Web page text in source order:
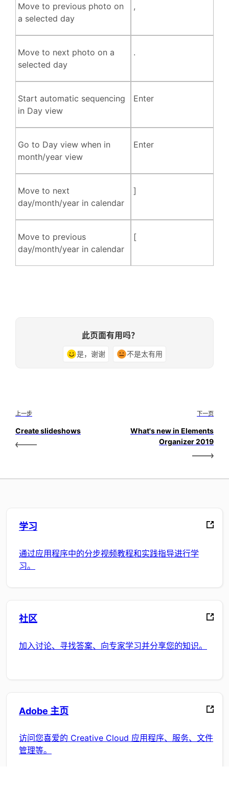
Move to previous photo on
a selected day
,
Move to next photo on a
selected day
.
Start automatic sequencing
in Day view
Enter
Go to Day view when in
month/year view
Enter
Move to next
day/month/year in calendar
]
Move to previous
day/month/year in calendar
[
此页面有用吗？
是，谢谢 不是太有用
上一步
Create slideshows
下一页
What's new in Elements
Organizer 2019
学习
通过应用程序中的分步视频教程和实践指导进行学
习。
社区
加入讨论、寻找答案、向专家学习并分享您的知识。
Adobe 主页
访问您喜爱的 Creative Cloud 应用程序、服务、文件
管理等。